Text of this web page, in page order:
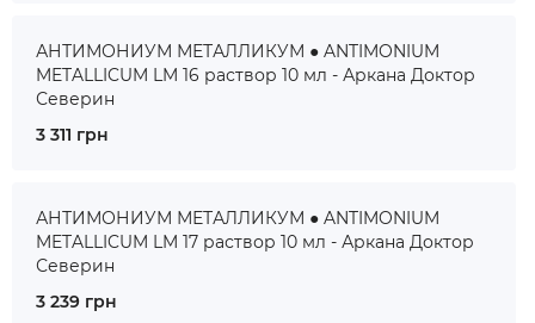
АНТИМОНИУМ МЕТАЛЛИКУМ ● ANTIMONIUM
METALLICUM LM 16 раствор 10 мл - Аркана Доктор
Северин
3 311 грн
АНТИМОНИУМ МЕТАЛЛИКУМ ● ANTIMONIUM
METALLICUM LM 17 раствор 10 мл - Аркана Доктор
Северин
3 239 грн